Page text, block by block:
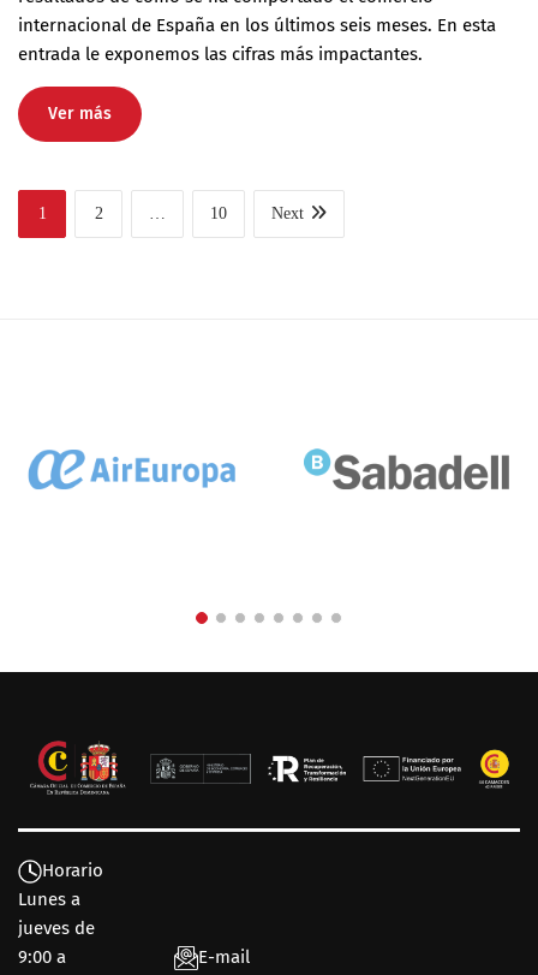
internacional de España en los últimos seis meses. En esta
entrada le exponemos las cifras más impactantes.
Ver más
1 2 … 10 Next
Horario
Lunes a
jueves de
9:00 a
E-mail